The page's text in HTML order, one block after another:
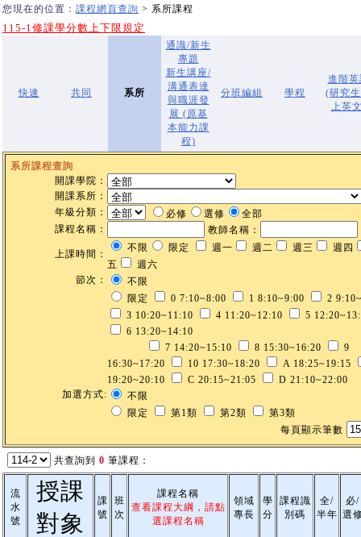
您現在的位置： 課程網頁查詢 > 系所課程
115-1修課學分數上下限規定
快速 共同 系所
通識/新生
專題
新生講座/
溝通表達
與職涯發
展 (原基
本能力課
程)
分班編組 學程
進階英
(研究
上英
系所課程查詢
開課學院：
開課系所：
年級分類：
必修 選修
全部
課程名稱：
教師名稱：
上課時間：
不限 限定 週一 週二 週三
週四
五
週六
節次：
不限
限定
0 7:10~8:00 1 8:10~9:00
2
3 10:20~11:10
4 11:20~12:10
5
6 13:20~14:10
7 14:20~15:10
8 15:30~16:20
9
16:30~17:20
10 17:30~18:20
A 18:25~19:15
19:20~20:10
C 20:15~21:05
D 21:10~22:00
加選方式:
不限
限定
第1類 第2類
第3類
每頁顯示筆數
共查詢到 0 筆課程：
流
水
號
授課
對象
課
號
班
次
課程名稱
查看課程大綱，請點
選課程名稱
領域
專長
學
分
課程識
別碼
全/
半年
必/
選